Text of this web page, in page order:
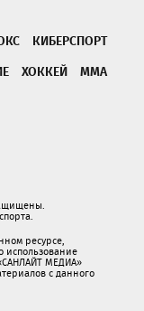
КИБЕРСПОРТ
ХОККЕЙ
ММА
ресурсе,
МЕДИА»
с данного